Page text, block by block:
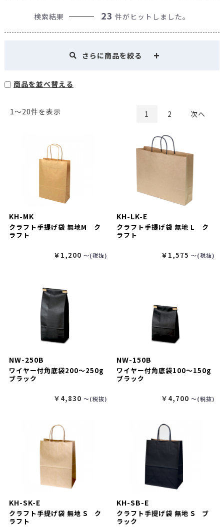
検索結果 23 件がヒットしました。
さらに商品を絞る
商品を並べ替える
1〜20件を表示 1 2 次へ
KH-MK
クラフト手提げ袋 無地M ク
ラフト
￥1,200 〜(税抜)
KH-LK-E
クラフト手提げ袋 無地 L ク
ラフト
￥1,575 〜(税抜)
NW-250B
ワイヤー付角底袋200～250g
ブラック
￥4,830 〜(税抜)
NW-150B
ワイヤー付角底袋100～150g
ブラック
￥4,700 〜(税抜)
KH-SK-E
クラフト手提げ袋 無地 S ク
ラフト
KH-SB-E
クラフト手提げ袋 無地 S ブ
ラック